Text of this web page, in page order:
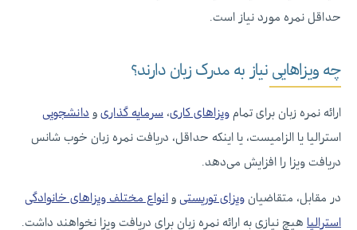
حداقل نمره مورد نیاز است.
چه ویزاهایی نیاز به مدرک زبان دارند؟
ارائه نمره زبان برای تمام ویزاهای کاری، سرمایه گذاری و دانشجویی
استرالیا یا الزامیست، یا اینکه حداقل، دریافت نمره زبان خوب شانس
دریافت ویزا را افزایش می‌دهد.
در مقابل، متقاضیان ویزای توریستی و انواع مختلف ویزاهای خانوادگی
استرالیا هیچ نیازی به ارائه نمره زبان برای دریافت ویزا نخواهند داشت.